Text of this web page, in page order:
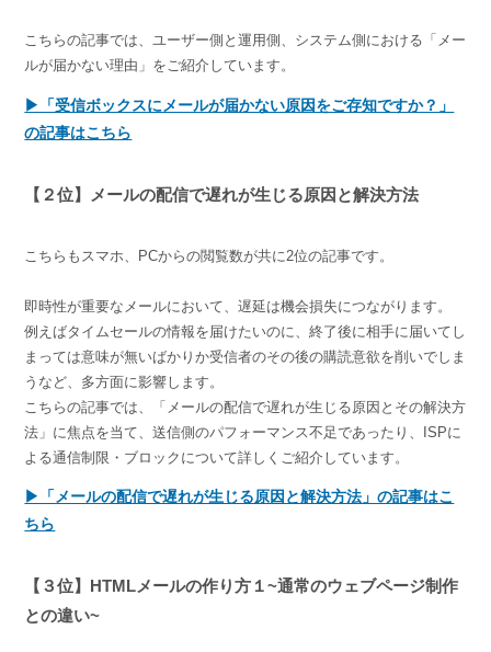
こちらの記事では、ユーザー側と運用側、システム側における「メー
ルが届かない理由」をご紹介しています。
▶「受信ボックスにメールが届かない原因をご存知ですか？」
の記事はこちら
【２位】メールの配信で遅れが生じる原因と解決方法
こちらもスマホ、PCからの閲覧数が共に2位の記事です。
即時性が重要なメールにおいて、遅延は機会損失につながります。
例えばタイムセールの情報を届けたいのに、終了後に相手に届いてし
まっては意味が無いばかりか受信者のその後の購読意欲を削いでしま
うなど、多方面に影響します。
こちらの記事では、「メールの配信で遅れが生じる原因とその解決方
法」に焦点を当て、送信側のパフォーマンス不足であったり、ISPに
よる通信制限・ブロックについて詳しくご紹介しています。
▶「メールの配信で遅れが生じる原因と解決方法」の記事はこ
ちら
【３位】HTMLメールの作り方１~通常のウェブページ制作
との違い~